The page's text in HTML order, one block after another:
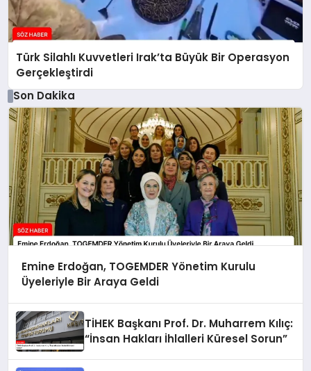
Türk Silahlı Kuvvetleri Irak’ta Büyük Bir Operasyon
Gerçekleştirdi
Son Dakika
Emine Erdoğan, TOGEMDER Yönetim Kurulu
Üyeleriyle Bir Araya Geldi
TİHEK Başkanı Prof. Dr. Muharrem Kılıç:
“İnsan Hakları İhlalleri Küresel Sorun”